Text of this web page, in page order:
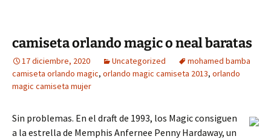
camiseta orlando magic o neal baratas
17 diciembre, 2020 Uncategorized
mohamed bamba
camiseta orlando magic, orlando magic camiseta 2013, orlando
magic camiseta mujer
Sin problemas. En el draft de 1993, los Magic consiguen
a la estrella de Memphis Anfernee Penny Hardaway, un